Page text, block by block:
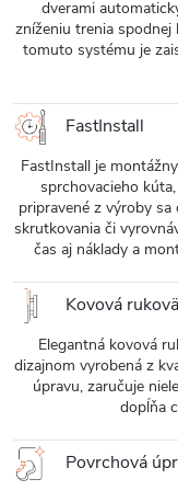
dverami
zníženiu trenia spodnej
tomuto systému je
FastInstall
FastInstall je
sprchovacieho
pripravené z výroby
skrutkovania či
čas aj náklady a
Kovová
Elegantná kovová
dizajnom vyrobená z
úpravu, zaručuje
dopĺňa
Povrchová